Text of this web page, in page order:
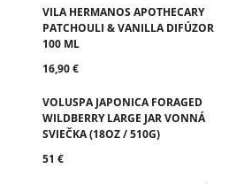
VILA HERMANOS APOTHECARY
PATCHOULI & VANILLA DIFÚZOR
100 ML
16,90 €
VOLUSPA JAPONICA FORAGED
WILDBERRY LARGE JAR VONNÁ
SVIEČKA (18OZ / 510G)
51 €